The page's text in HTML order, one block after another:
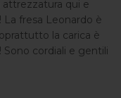
qui e
fresa Leonardo è
la carica è
Sono cordiali e gentili